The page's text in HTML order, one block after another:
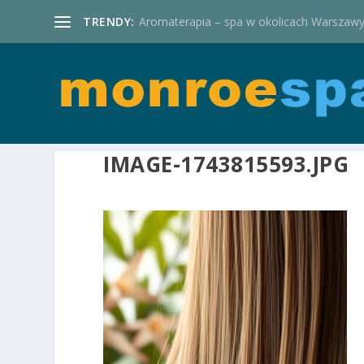
TRENDY: Aromaterapia – spa w okolicach Warszawy
IMAGE-1743815593.JPG